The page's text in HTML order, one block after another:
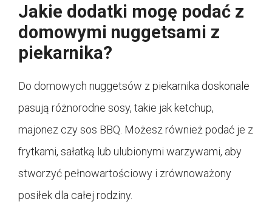
Jakie dodatki mogę podać z
domowymi nuggetsami z
piekarnika?
Do domowych nuggetsów z piekarnika doskonale
pasują różnorodne sosy, takie jak ketchup,
majonez czy sos BBQ. Możesz również podać je z
frytkami, sałatką lub ulubionymi warzywami, aby
stworzyć pełnowartościowy i zrównoważony
posiłek dla całej rodziny.